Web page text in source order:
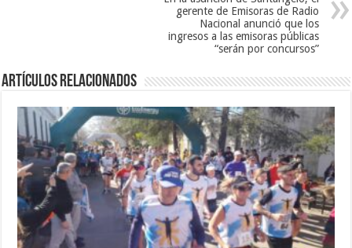
gerente de Emisoras de Radio
Nacional anunció que los
ingresos a las emisoras públicas
“serán por concursos”
Artículos Relacionados